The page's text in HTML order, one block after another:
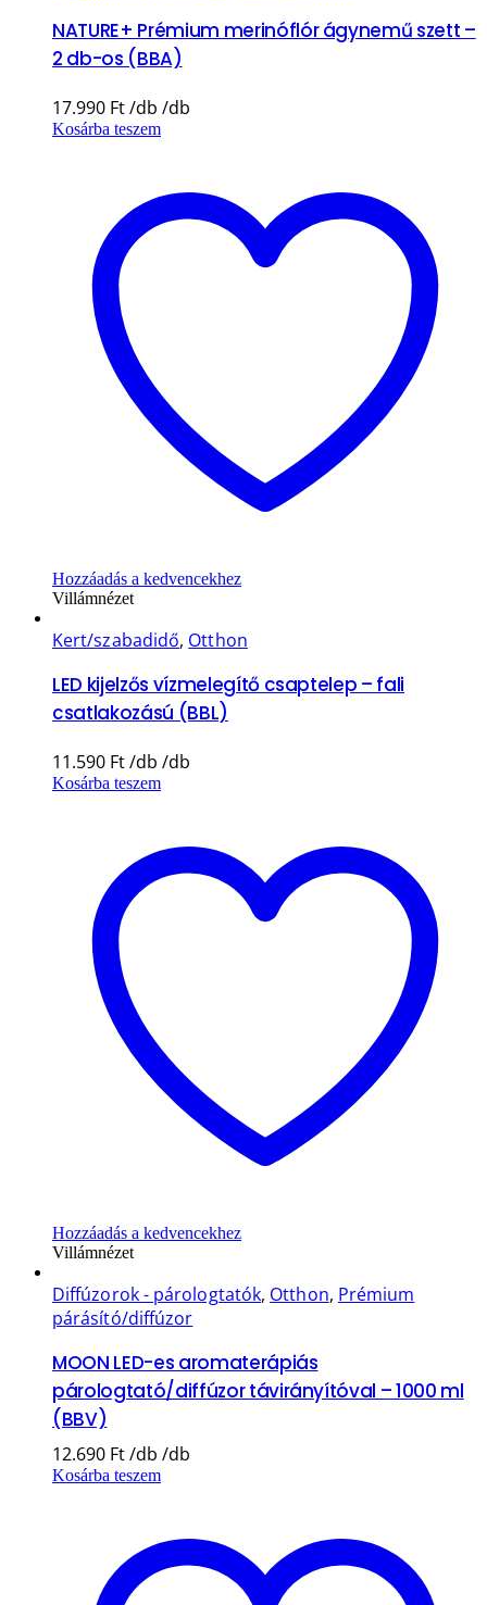
NATURE+ Prémium merinóflór ágynemű szett –
2 db-os (BBA)
17.990 Ft
Kosárba teszem
Hozzáadás a kedvencekhez
Villámnézet
Kert/szabadidő, Otthon
LED kijelzős vízmelegítő csaptelep – fali
csatlakozású (BBL)
11.590 Ft
Kosárba teszem
Hozzáadás a kedvencekhez
Villámnézet
Diffúzorok - párologtatók, Otthon, Prémium
párásító/diffúzor
MOON LED-es aromaterápiás
párologtató/diffúzor távirányítóval – 1000 ml
(BBV)
12.690 Ft
Kosárba teszem